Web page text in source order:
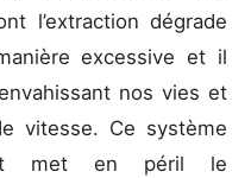
l’extraction dégrade
excessive et il
nos vies et
vitesse. Ce système
met en péril le